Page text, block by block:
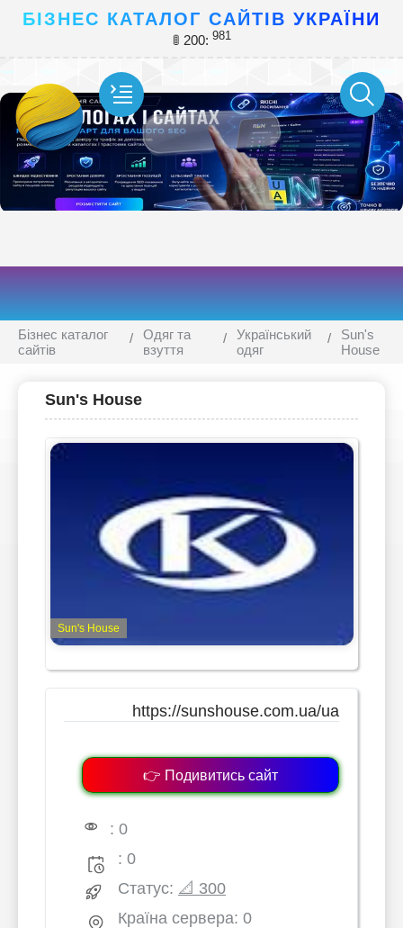
БІЗНЕС КАТАЛОГ САЙТІВ УКРАЇНИ
🚦 200: 981
Бізнес каталог
сайтів
Одяг та
взуття
Український
одяг
Sun's
House
Sun's House
Sun's House
https://sunshouse.com.ua/ua
👉 Подивитись сайт
: 0
: 0
Статус: 📐 300
Країна сервера: 0